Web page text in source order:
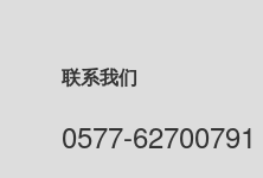
联系我们
0577-62700791